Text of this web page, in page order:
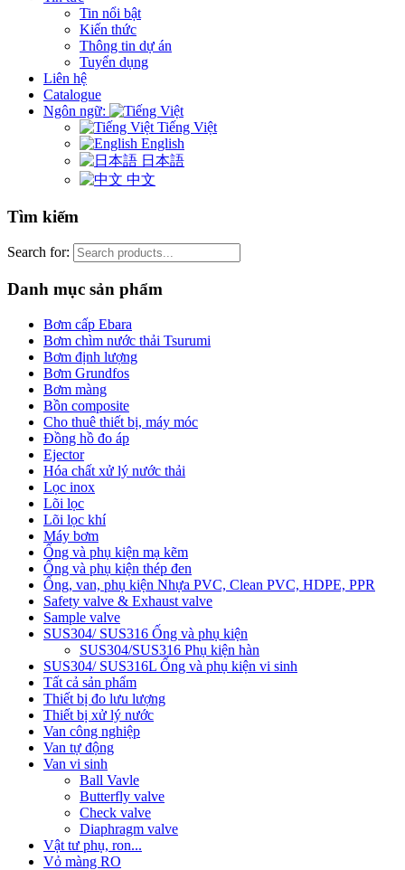
Tin nổi bật
Kiến thức
Thông tin dự án
Tuyển dụng
Liên hệ
Catalogue
Ngôn ngữ:
Tiếng Việt
English
日本語
中文
Tìm kiếm
Search for:
Danh mục sản phẩm
Bơm cấp Ebara
Bơm chìm nước thải Tsurumi
Bơm định lượng
Bơm Grundfos
Bơm màng
Bồn composite
Cho thuê thiết bị, máy móc
Đồng hồ đo áp
Ejector
Hóa chất xử lý nước thải
Lọc inox
Lõi lọc
Lõi lọc khí
Máy bơm
Ống và phụ kiện mạ kẽm
Ống và phụ kiện thép đen
Ống, van, phụ kiện Nhựa PVC, Clean PVC, HDPE, PPR
Safety valve & Exhaust valve
Sample valve
SUS304/ SUS316 Ống và phụ kiện
SUS304/SUS316 Phụ kiện hàn
SUS304/ SUS316L Ống và phụ kiện vi sinh
Tất cả sản phẩm
Thiết bị đo lưu lượng
Thiết bị xử lý nước
Van công nghiệp
Van tự động
Van vi sinh
Ball Vavle
Butterfly valve
Check valve
Diaphragm valve
Vật tư phụ, ron...
Vỏ màng RO